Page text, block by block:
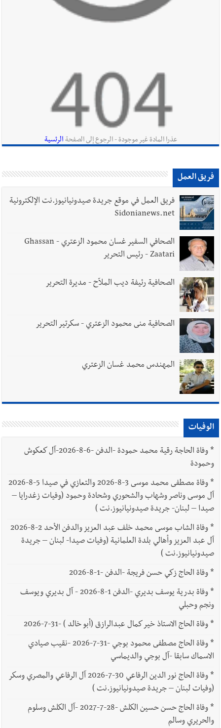
في صيدا نتيجة الانقطاع المتكرر لخط الخدمات الكهربائي
لزراعة الزعتر بعدما أبعده القصف الإسرائيلي عن أرضه
قراءات ومستجدات ومواقف في لبنان والمنطقة -
الجمعة 7-8-2026: مفاوضات متعثّرة في روما؟ | عون: علينا
الاستمرار بمسار التفاوض؟ واشنطن لتل أبيب: الحزب لم يخرق؟ |
أخبار لبنان مفكرة النشاطات الرسمية المقررة في لبنان ليوم الجمعة
7-8-2026
أخبار لبنان
8-2026
أخبار لبنان
الخميس 6-8-2026
العالم العربي
يبقى الشعب الفلسطيني يعيش كل هذا الألم؟ وإلى متى تستمر هذه
المعاناة التي تمزق القلوب والضمائر؟
عذرا المادة غير موجودة - الرجوع إلى الصفحة الرئسية
فريق العمل
فريق العمل في موقع جريدة صيدونيانيوز.نت الإلكترونية
Sidonianews.net
الصحافي السفير غسان محمود الزعتري - Ghassan
Zaatari - رئيس التحرير
الصحافية رئيفة ديب الملاّح - مديرة التحرير
الصحافية منى محمود الزعتري - سكرتير التحرير
المهندس محمد غسان الزعتري
الوفيات
*
وفاة الحاجة رقية محمد حمودة -الدفن -6-8-2026-آل كعكوش
وحمودة
*
وفاة مصطفى محمد موسى 3-8-2026 والتعازي في صيدا 5-8-2026
آل موسى وناصر وشهاب والشحوري وشحادة وحمود (وفيات زغدرايا –
صيدا – لبنان- جريدة صيدونيانيوز.نت )
*
وفاة الشاب موسى محمد خلف عبد العزيز والدفن الأحد 2-8-2026
آل عبد العزيز وأهالي بلدة العلمانية (وفيات صيدا- لبنان – جريدة
صيدونيانيوز.نت )
*وفاة الحاج زكي حسن فريجة -الدفن -1-8-2026
*
وفاة بدرية يوسف بديري -الدفن 1-8-2026 - آل بديري ويوسف
ونجم وحبلي
*وفاة الحاج الاستاذ خير كمال عبدالرازق (أبو خالد ) -31-7-2026
*
وفاة الحاج مصطفى محمود بوجي -31-7-2026 -نقيب صيادي
الاسماك سابقا -آل بوجي والديماسي
*
وفاة الحاج نور الدين الرفاعي 30-7-2026 آل الرفاعي والمصري وسكر
(وفيات لبنان – جريدة صيدونيانيوز.نت )
*
وفاة الحاج حسن حسين الكلش -28-7-2027 -آل الكلش وسلوم
والحريري وسالم